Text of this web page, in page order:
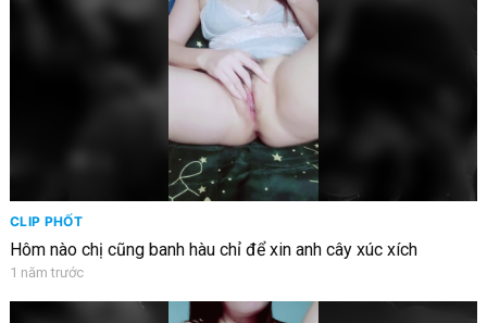
CLIP PHỐT
Hôm nào chị cũng banh hàu chỉ để xin anh cây xúc xích
1 năm trước